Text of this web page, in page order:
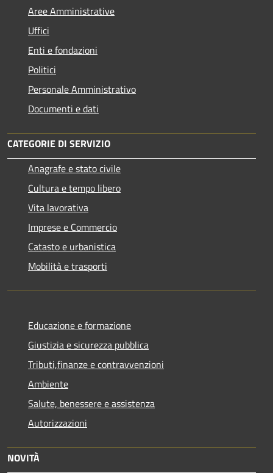
Aree Amministrative
Uffici
Enti e fondazioni
Politici
Personale Amministrativo
Documenti e dati
CATEGORIE DI SERVIZIO
Anagrafe e stato civile
Cultura e tempo libero
Vita lavorativa
Imprese e Commercio
Catasto e urbanistica
Mobilità e trasporti
Educazione e formazione
Giustizia e sicurezza pubblica
Tributi,finanze e contravvenzioni
Ambiente
Salute, benessere e assistenza
Autorizzazioni
NOVITÀ